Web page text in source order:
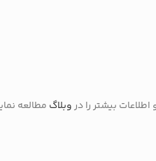
بیشتر را دروبلاگ مطالعه